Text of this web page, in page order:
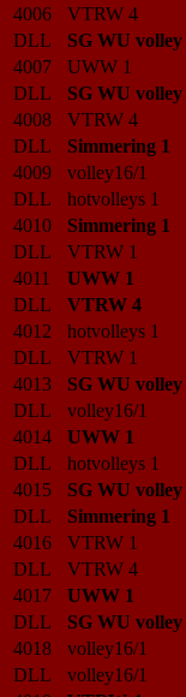
4006
VTRW 4
DLL
SG WU volley
4007
UWW 1
DLL
SG WU volley
4008
VTRW 4
DLL
Simmering 1
4009
volley16/1
DLL
hotvolleys 1
4010
Simmering 1
DLL
VTRW 1
4011
UWW 1
DLL
VTRW 4
4012
hotvolleys 1
DLL
VTRW 1
4013
SG WU volley
DLL
volley16/1
4014
UWW 1
DLL
hotvolleys 1
4015
SG WU volley
DLL
Simmering 1
4016
VTRW 1
DLL
VTRW 4
4017
UWW 1
DLL
SG WU volley
4018
volley16/1
DLL
volley16/1